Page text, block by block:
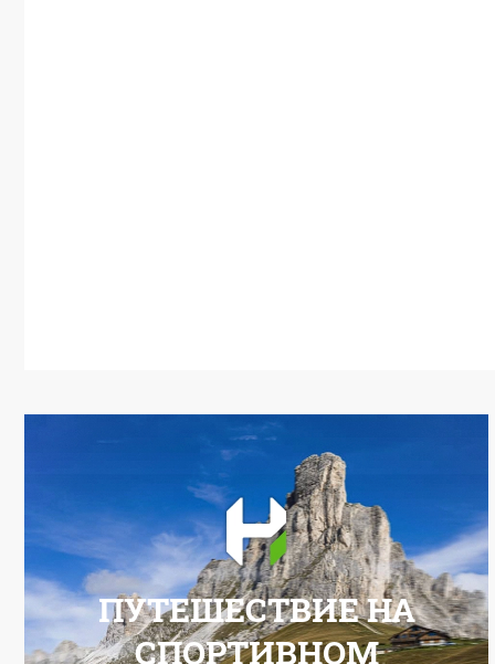
ПУТЕШЕСТВИЕ НА
СПОРТИВНОМ